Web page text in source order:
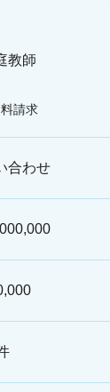
教師
請求
合わせ